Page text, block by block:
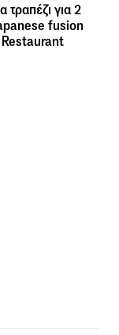
τραπέζι για 2
fusion